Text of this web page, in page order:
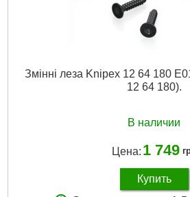
Змінні леза Knipex 12 64 180
12 64 180).
В наличии
Цена: 1 749
Купить